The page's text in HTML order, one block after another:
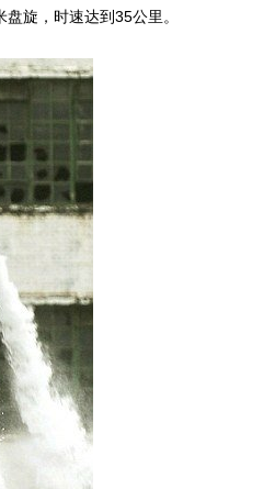
旋，时速达到35公里。